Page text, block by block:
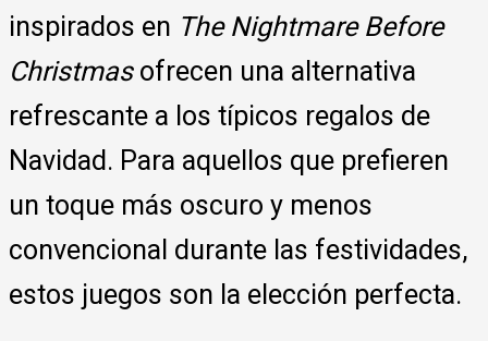
inspirados en The Nightmare Before
Christmasofrecen una alternativa
refrescante a los típicos regalos de
Navidad. Para aquellos que prefieren
un toque más oscuro y menos
convencional durante las festividades,
estos juegos son la elección perfecta.